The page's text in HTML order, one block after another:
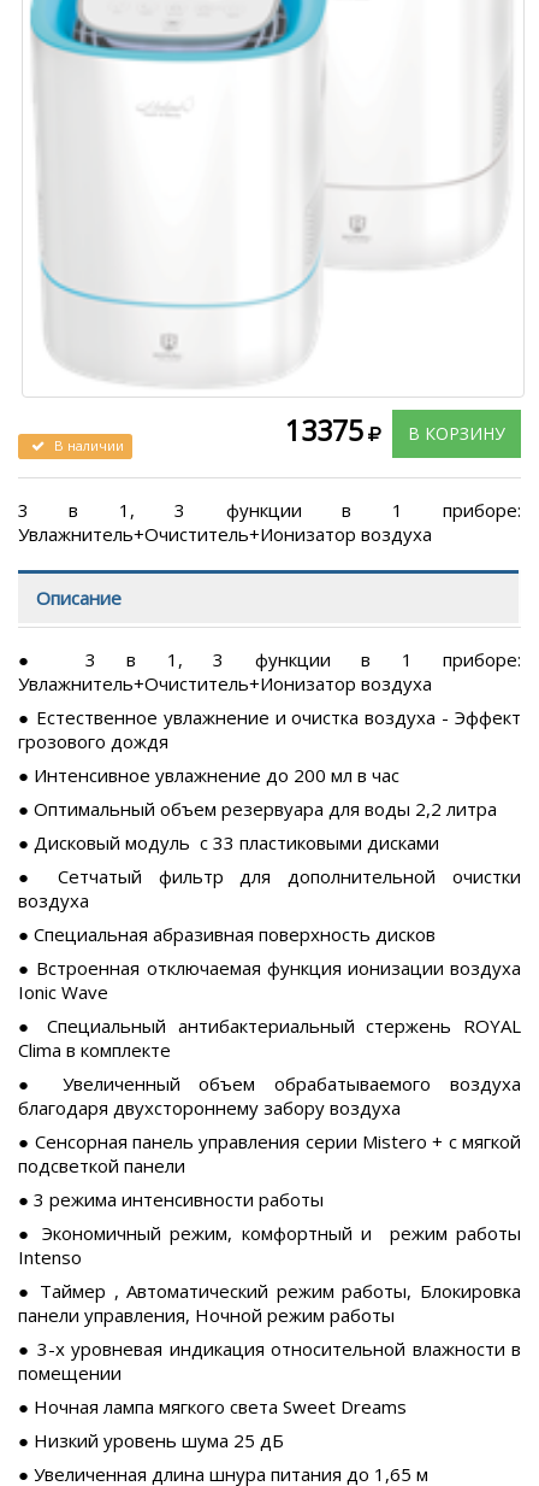
В КОРЗИНУ
13375
В наличии
3 в 1, 3 функции в 1 приборе:
Увлажнитель+Очиститель+Ионизатор воздуха
Описание
● 3 в 1, 3 функции в 1 приборе:
Увлажнитель+Очиститель+Ионизатор воздуха
● Естественное увлажнение и очистка воздуха - Эффект
грозового дождя
● Интенсивное увлажнение до 200 мл в час
● Оптимальный объем резервуара для воды 2,2 литра
● Дисковый модуль c 33 пластиковыми дисками
● Сетчатый фильтр для дополнительной очистки
воздуха
● Специальная абразивная поверхность дисков
● Встроенная отключаемая функция ионизации воздуха
Ionic Wave
● Специальный антибактериальный стержень ROYAL
Clima в комплекте
● Увеличенный объем обрабатываемого воздуха
благодаря двухстороннему забору воздуха
● Сенсорная панель управления серии Mistero + с мягкой
подсветкой панели
● 3 режима интенсивности работы
● Экономичный режим, комфортный и режим работы
Intenso
● Таймер , Автоматический режим работы, Блокировка
панели управления, Ночной режим работы
● 3-х уровневая индикация относительной влажности в
помещении
● Ночная лампа мягкого света Sweet Dreams
● Низкий уровень шума 25 дБ
● Увеличенная длина шнура питания до 1,65 м